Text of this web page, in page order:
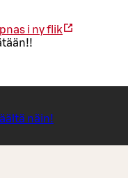
i ny flik
näin!